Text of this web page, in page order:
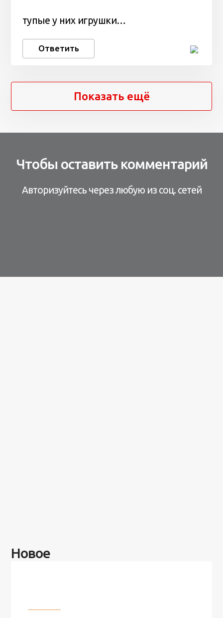
тупые у них игрушки…
Ответить
Показать ещё
Чтобы оставить комментарий
Авторизуйтесь через любую из соц. сетей
Новое